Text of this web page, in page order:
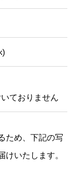
ておりません
ため、下記の写
いたします。